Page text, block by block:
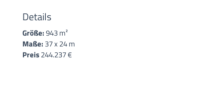
Details
Größe:943 m²
Maße: 37 x 24 m
Preis244.237 €